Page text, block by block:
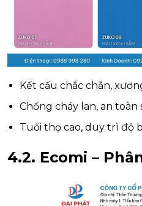
Kết cấu chắc chắn,
Chống cháy lan, an toàn
Tuổi thọ cao, duy trì độ
4.2. Ecomi –